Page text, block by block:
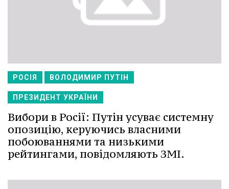
РОСІЯ ВОЛОДИМИР ПУТІН
ПРЕЗИДЕНТ УКРАЇНИ
Вибори в Росії: Путін усуває системну
опозицію, керуючись власними
побоюваннями та низькими
рейтингами, повідомляють ЗМІ.